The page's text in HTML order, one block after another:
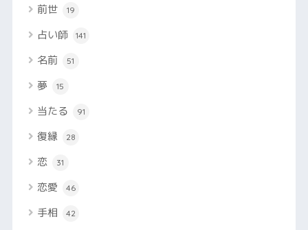
前世 19
占い師 141
名前 51
夢 15
当たる 91
復縁 28
恋 31
恋愛 46
手相 42